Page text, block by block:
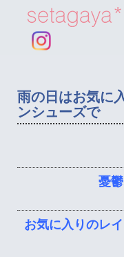
雨の日はお気に
ンシューズ
憂
お気に入りのレ